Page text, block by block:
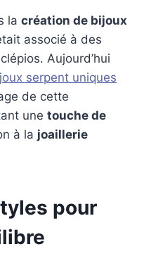
la création de bijoux
associé à des
Aujourd’hui
serpent uniques
de cette
une touche de
à la joaillerie
pour